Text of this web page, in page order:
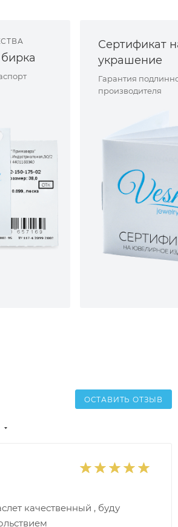
Сертификат
украшение
Гарантия
производителя
ОСТАВИТЬ ОТЗЫВ
качественный , буду